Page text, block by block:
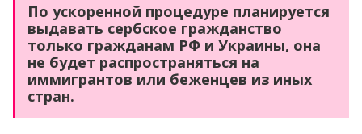
По ускоренной процедуре планируется
выдавать сербское гражданство
только гражданам РФ и Украины, она
не будет распространяться на
иммигрантов или беженцев из иных
стран.